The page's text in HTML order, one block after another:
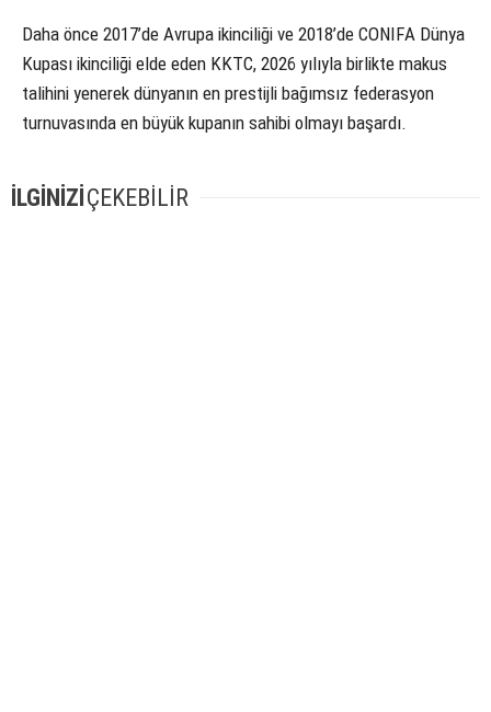
Daha önce 2017’de Avrupa ikinciliği ve 2018’de CONIFA Dünya
Kupası ikinciliği elde eden KKTC, 2026 yılıyla birlikte makus
talihini yenerek dünyanın en prestijli bağımsız federasyon
turnuvasında en büyük kupanın sahibi olmayı başardı.
İLGİNİZİÇEKEBİLİR